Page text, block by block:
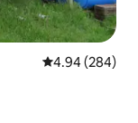
Penarafan
4.94 (284)